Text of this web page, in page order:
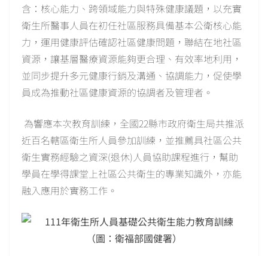
含：核心能力、跨領域能力與特殊健康議題，以充實
衛生所醫事人員在初任社區服務具備基本公衛核心能
力，運用健康評估確認社區健康問題，聯結在地社區
資源，讓基層醫療資源能夠更合理、有效率地利用，
並同步提升多元健康行銷及溝通、協調能力，促使學
員成為推動社區健康資源的協調者及管理者。
為響應本次教育訓練，全國22縣市政府衛生局共推派
近百名轄區衛生所人員參加訓練，並推薦具社區公共
衛生實務經驗之資深(退休)人員協助課程進行，幫助
學員在學得課堂上社區公共衛生的專業知識外，亦能
融入應用於實務工作。